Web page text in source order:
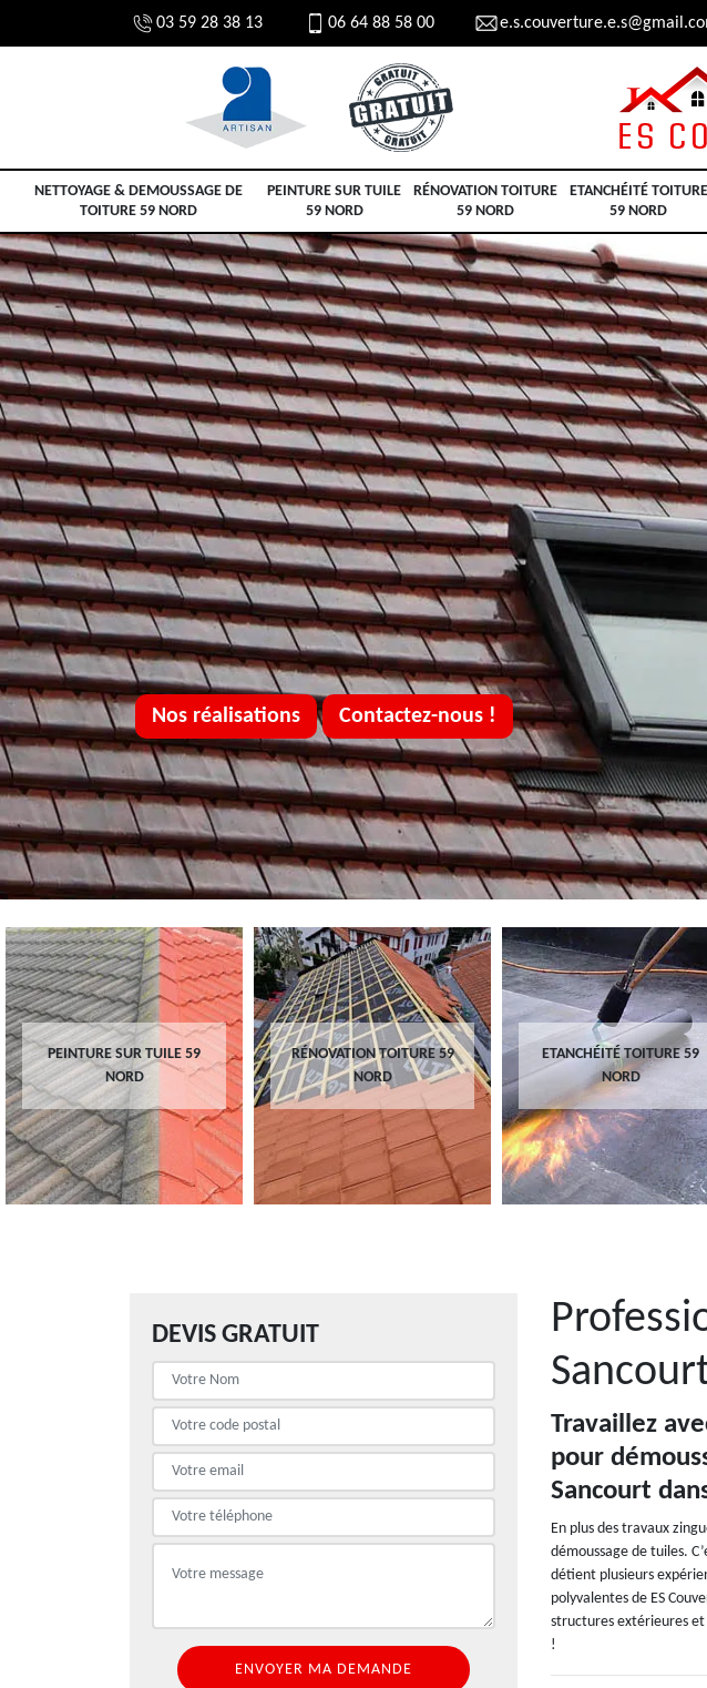
03 59 28 38 13 06 64 88 58 00
NETTOYAGE & DEMOUSSAGE DE
TOITURE 59 NORD
PEINTURE SUR TUILE
59 NORD
RÉNOVATION TOITURE
59 NORD
ETANCHÉITÉ TOITURE
59 NORD
Nos réalisations Contactez-nous !
PEINTURE SUR TUILE 59
NORD
RÉNOVATION TOITURE 59
NORD
ETANCHÉITÉ TOITURE 59
NORD
DEVIS GRATUIT
Travaillez
pour
Sancourt
En plus des travaux
démoussage de tuiles.
détient plusieurs
polyvalentes de ES
structures extérieures
!